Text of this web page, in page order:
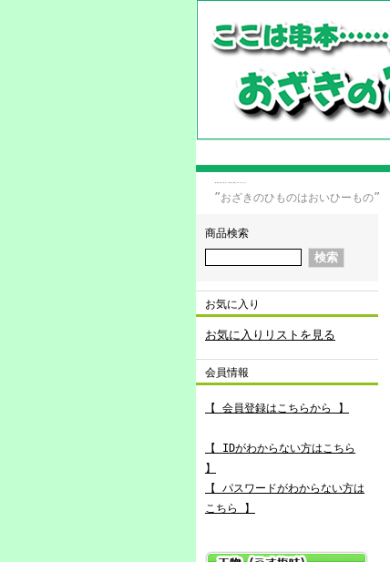
”おざきのひものはおいひーもの”
商品検索
お気に入り
お気に入りリストを見る
会員情報
【 会員登録はこちらから 】
【 IDがわからない方はこちら
】
【 パスワードがわからない方は
こちら 】